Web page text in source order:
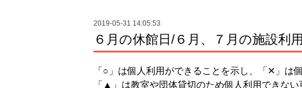
2019-05-31 14:05:53
６月の休館日/６月、７月の施設利
「○」は個人利用ができることを示し、「✕」は
「▲」は教室や団体貸切のため個人利用できない